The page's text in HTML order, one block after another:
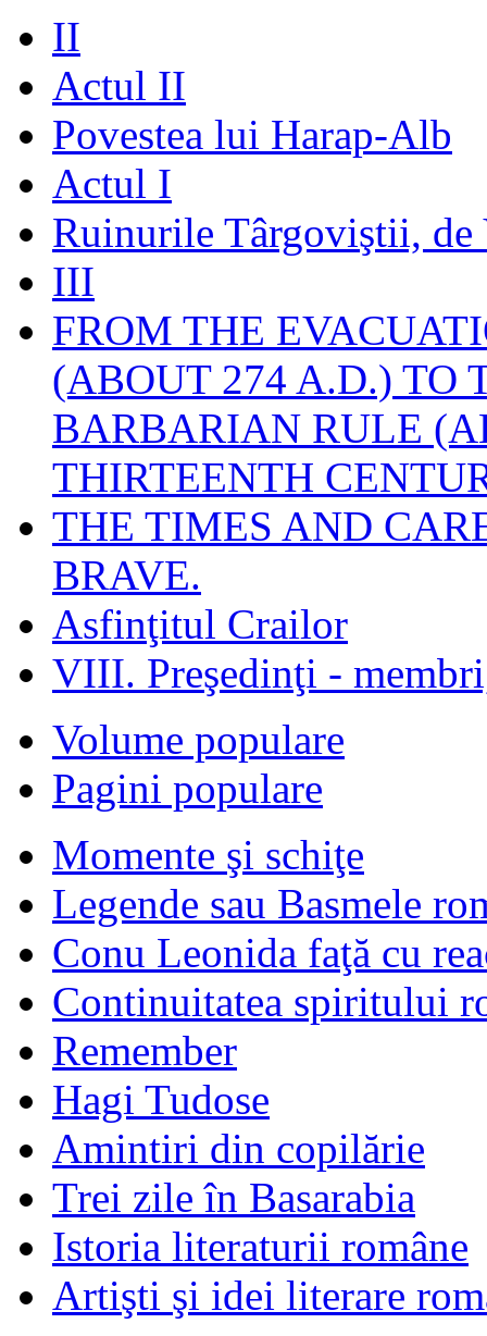
II
Actul II
Povestea lui Harap-Alb
Actul I
Ruinurile Târgoviştii, de
III
FROM THE
(ABOUT 274 A.D.) TO
BARBARIAN RULE
THIRTEENTH
THE TIMES AND
BRAVE.
Asfinţitul Crailor
VIII. Preşedinţi -
Volume populare
Pagini populare
Momente şi schiţe
Legende sau Basmele
Conu Leonida faţă cu
Continuitatea spiritului
Remember
Hagi Tudose
Amintiri din copilărie
Trei zile în Basarabia
Istoria literaturii române
Artişti şi idei literare